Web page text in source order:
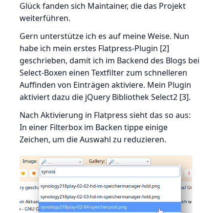
Glück fanden sich Maintainer, die das Projekt
weiterführen.
Gern unterstütze ich es auf meine Weise. Nun
habe ich mein erstes Flatpress-Plugin [2]
geschrieben, damit ich im Backend des Blogs bei
Select-Boxen einen Textfilter zum schnelleren
Auffinden von Einträgen aktiviere. Mein Plugin
aktiviert dazu die jQuery Bibliothek Select2 [3].
Nach Aktivierung in Flatpress sieht das so aus:
In einer Filterbox im Backen tippe einige
Zeichen, um die Auswahl zu reduzieren.